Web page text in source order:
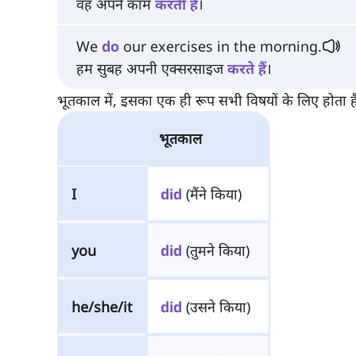
We do our exercises in the morning.
हम सुबह अपनी एक्सरसाइजकरते हैं।
भूतकाल में, इसका एक ही रूप सभी विषयों के लिए होता
भूतकाल
I did (मैंने किया)
you did (तुमने किया)
he/she/it did (उसने किया)